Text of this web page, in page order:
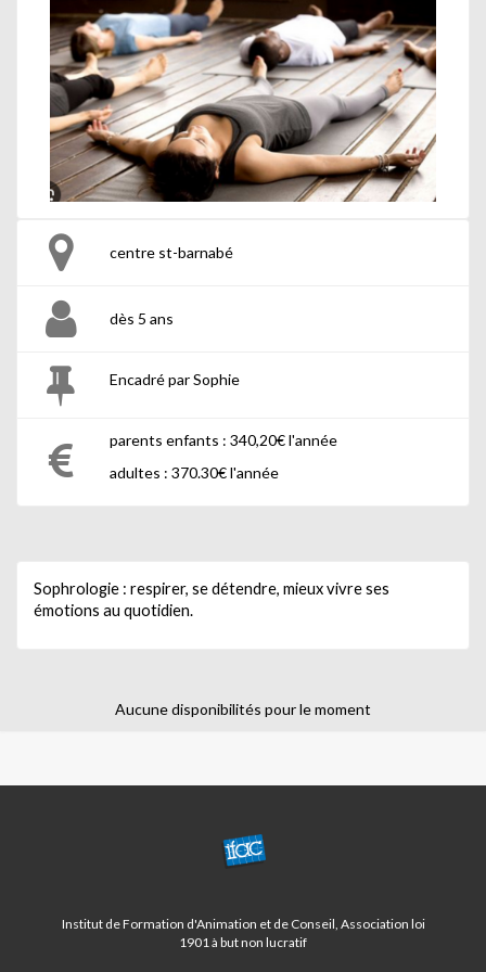
centre st-barnabé
dès 5 ans
Encadré par Sophie
parents enfants : 340,20€ l'année
adultes : 370.30€ l'année
Sophrologie : respirer, se détendre, mieux vivre ses
émotions au quotidien.
Aucune disponibilités pour le moment
CENTRE
ST
Institut de Formation d'Animation et de Conseil, Association loi
1901 à but non lucratif